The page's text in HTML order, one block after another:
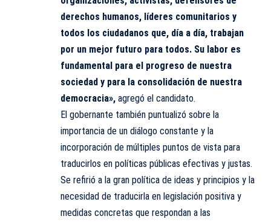
derechos humanos, líderes comunitarios y
todos los ciudadanos que, día a día, trabajan
por un mejor futuro para todos. Su labor es
fundamental para el progreso de nuestra
sociedad y para la consolidación de nuestra
democracia», agregó el candidato.
El gobernante también puntualizó sobre la
importancia de un diálogo constante y la
incorporación de múltiples puntos de vista para
traducirlos en políticas públicas efectivas y justas.
Se refirió a la gran política de ideas y principios y la
necesidad de traducirla en legislación positiva y
medidas concretas que respondan a las